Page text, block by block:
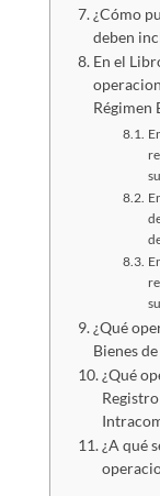
¿Cómo
deben
En el
Régimen
¿Qué
Bienes
¿Qué
¿A qué